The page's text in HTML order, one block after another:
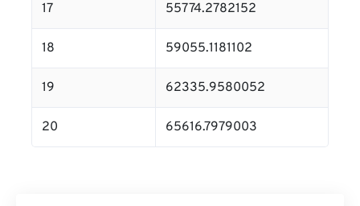
17 55774.2782152
18 59055.1181102
19 62335.9580052
20 65616.7979003